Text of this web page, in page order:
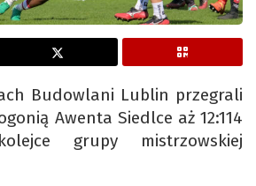
Budowlani Lublin przegrali
Awenta Siedlce aż 12:114
grupy mistrzowskiej